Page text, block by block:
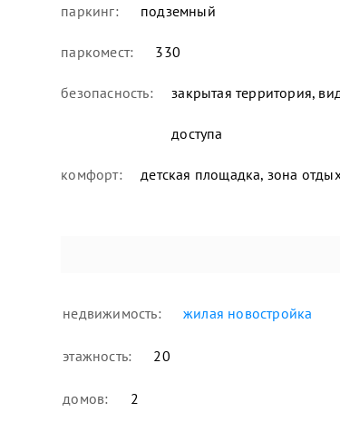
паркинг: подземный
паркомест: 330
безопасность: закрытая территория,
доступа
комфорт: детская площадка, зона
недвижимость: жилая новостройка
этажность: 20
домов: 2